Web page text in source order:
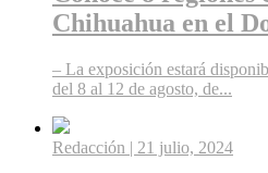
Chihuahua en el
– La exposición estará
del 8 al 12 de agosto, de...
Redacción | 21 julio, 2024